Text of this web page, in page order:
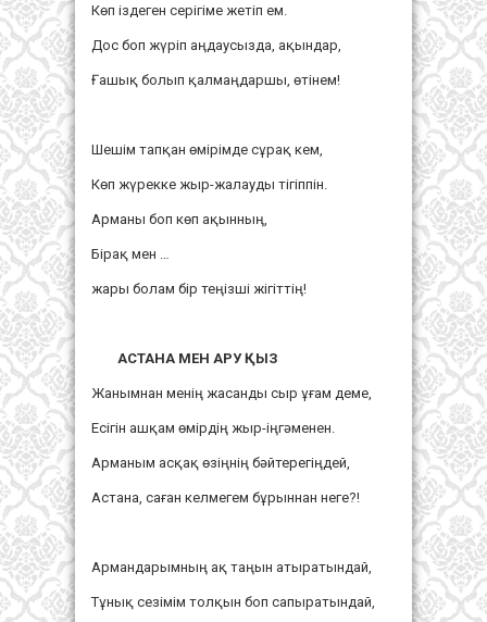
Көп іздеген серігіме жетіп ем.
Дос боп жүріп аңдаусызда, ақындар,
Ғашық болып қалмаңдаршы, өтінем!
Шешім тапқан өмірімде сұрақ кем,
Көп жүрекке жыр-жалауды тігіппін.
Арманы боп көп ақынның,
Бірақ мен …
жары болам бір теңізші жігіттің!
АСТАНА МЕН АРУ ҚЫЗ
Жанымнан менің жасанды сыр ұғам деме,
Есігін ашқам өмірдің жыр-іңгәменен.
Арманым асқақ өзіңнің бәйтерегіңдей,
Астана, саған келмегем бұрыннан неге?!
Армандарымның ақ таңын атыратындай,
Тұнық сезімім толқын боп сапыратындай,